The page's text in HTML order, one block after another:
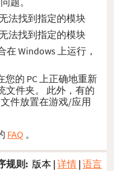
法找到指定的模块
法找到指定的模块
Windows 上运行，
的 PC 上正确地重新
文件夹。 此外，有的
件放置在游戏/应用
FAQ 。
规则: 版本 | 详情 | 语言